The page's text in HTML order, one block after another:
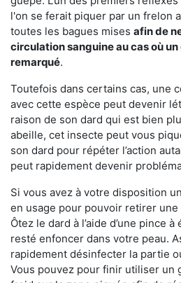
l'on se ferait piquer par un frelon
toutes les bagues mises afin de
circulation sanguine au cas où
remarqué.
Toutefois dans certains cas, une
avec cette espèce peut devenir
raison de son dard qui est bien
abeille, cet insecte peut vous
son dard pour répéter l’action
peut rapidement devenir
Si vous avez à votre disposition
en usage pour pouvoir retirer
Ôtez le dard à l’aide d’une pince
resté enfoncer dans votre peau.
rapidement désinfecter la partie
Vous pouvez pour finir utiliser un